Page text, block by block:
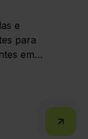
e
para
em